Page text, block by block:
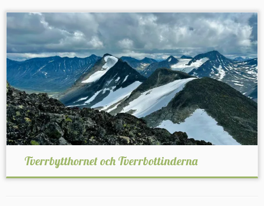
Tverrbytthornet och Tverrbottinderna